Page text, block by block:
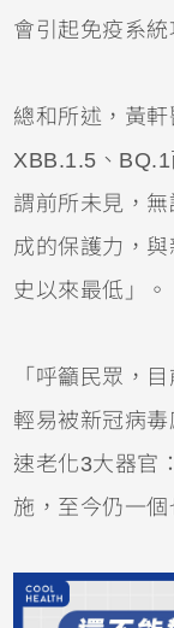
會引起免疫系統
總和所述，黃
XBB.1.5、
謂前所未見，
成的保護力，
史以來最低」。
「呼籲民眾，
輕易被新冠病
速老化3大器官
施，至今仍一個